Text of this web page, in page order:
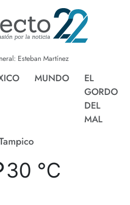
Esteban Martínez
MUNDO
EL
GORDO
DEL
MAL
30 °C